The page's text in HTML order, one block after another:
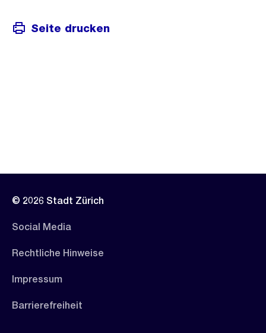
Seite drucken
© 2026 Stadt Zürich
Social Media
Rechtliche Hinweise
Impressum
Barrierefreiheit